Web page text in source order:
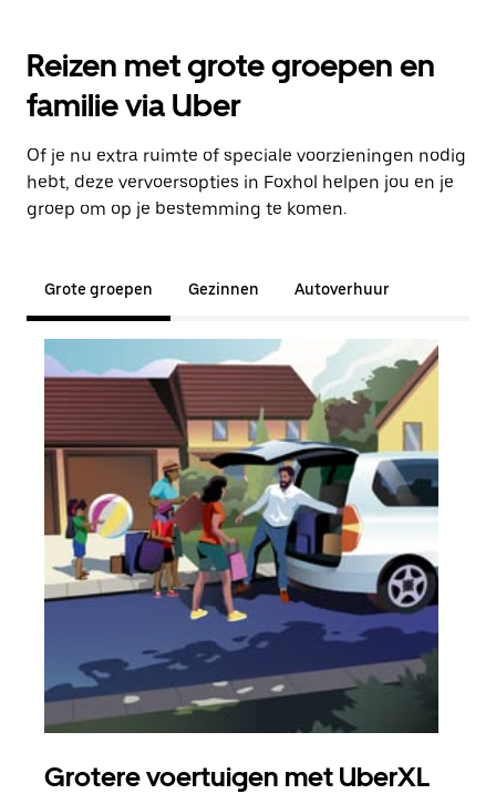
Reizen met grote groepen en
familie via Uber
Of je nu extra ruimte of speciale voorzieningen nodig
hebt, deze vervoersopties in Foxhol helpen jou en je
groep om op je bestemming te komen.
Grote groepen Gezinnen Autoverhuur
Grotere voertuigen met UberXL